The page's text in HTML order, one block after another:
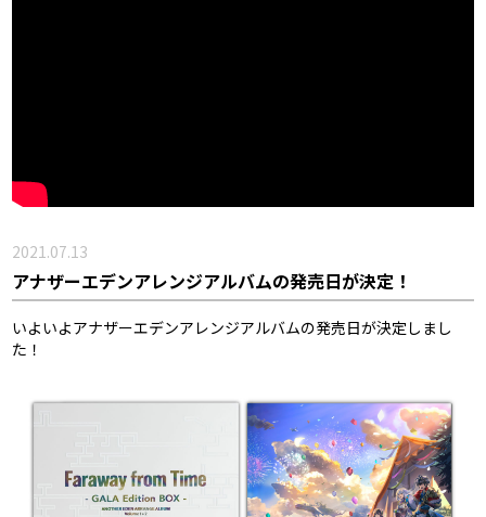
2021.07.13
アナザーエデンアレンジアルバムの発売日が決定！
いよいよアナザーエデンアレンジアルバムの発売日が決定しまし
た！